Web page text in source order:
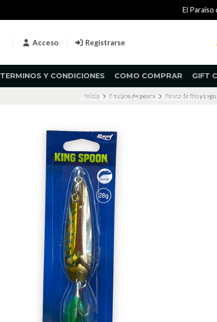
Acceso Registrarse
TERMINOS Y CONDICIONES COMO COMPRAR GIFT
VESTIMENTA ACCESORIOS
El Paraiso
Inicio Equipos de pesca Pesca de Rio y Lago